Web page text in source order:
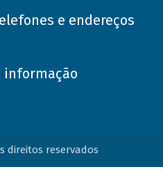
e endereços
informação
direitos reservados